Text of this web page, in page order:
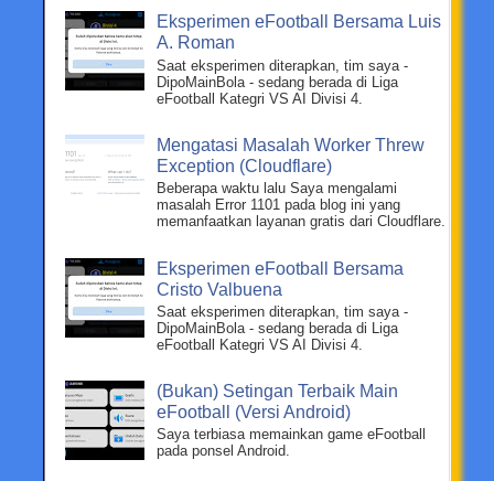
Eksperimen eFootball Bersama Luis
A. Roman
Saat eksperimen diterapkan, tim saya -
DipoMainBola - sedang berada di Liga
eFootball Kategri VS AI Divisi 4.
Mengatasi Masalah Worker Threw
Exception (Cloudflare)
Beberapa waktu lalu Saya mengalami
masalah Error 1101 pada blog ini yang
memanfaatkan layanan gratis dari Cloudflare.
Eksperimen eFootball Bersama
Cristo Valbuena
Saat eksperimen diterapkan, tim saya -
DipoMainBola - sedang berada di Liga
eFootball Kategri VS AI Divisi 4.
(Bukan) Setingan Terbaik Main
eFootball (Versi Android)
Saya terbiasa memainkan game eFootball
pada ponsel Android.